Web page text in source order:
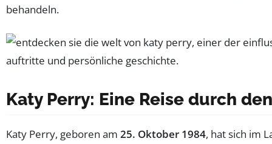
behandeln.
Katy Perry: Eine Reise durch
Katy Perry, geboren am 25. Oktober 1984, hat sich im